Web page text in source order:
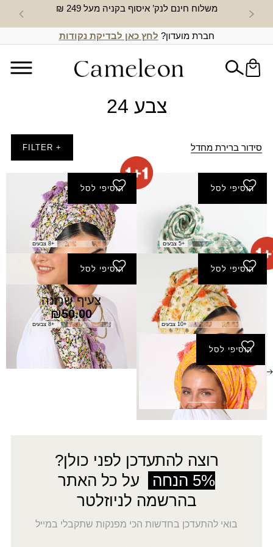
משלוח חינם לנק’ איסוף בקניה מעל 249 ₪ חדש
חברת מועדון? לחץ כאן לבדיקת נקודות
צבע 24
סידור ברירת מחדל + FILTER
הוסיפי לסל
מטפחת רומי
₪80.00
+5 צבעים
הוסיפי לסל
מטפחת שקנאי (מרובעת)
₪80.00
+8 צבעים
הוסיפי לסל
צעיף בטי
₪80.00
+10 צבעים
הוסיפי לסל
צעיף שרונה
₪50.00
+8 צבעים
הוסיפי לסל
מטפחת אורון (מרובעת)
₪80.00
רוצה להתעדכן לפני כולן?
5% הנחה
על כל האתר
בהרשמה לניוזלטר
בואי להתעדכן בחדשות הכי מפנקות שתקבלי במייל